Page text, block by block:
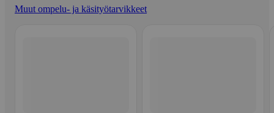
Muut ompelu- ja käsityötarvikkeet